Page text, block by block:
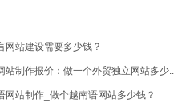
网站建设需要多少钱？
站制作报价：做一个外贸独立网站多少..
网站制作_做个越南语网站多少钱？